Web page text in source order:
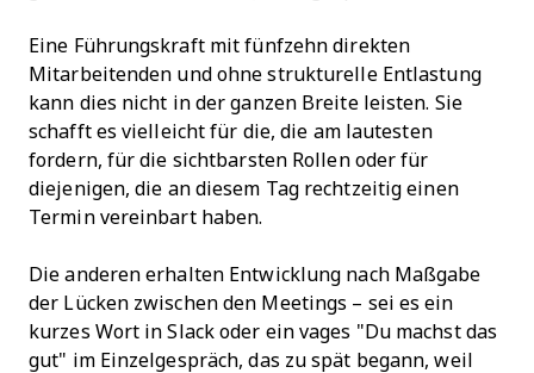
Eine Führungskraft mit fünfzehn direkten
Mitarbeitenden und ohne strukturelle Entlastung
kann dies nicht in der ganzen Breite leisten. Sie
schafft es vielleicht für die, die am lautesten
fordern, für die sichtbarsten Rollen oder für
diejenigen, die an diesem Tag rechtzeitig einen
Termin vereinbart haben.
Die anderen erhalten Entwicklung nach Maßgabe
der Lücken zwischen den Meetings – sei es ein
kurzes Wort in Slack oder ein vages "Du machst das
gut" im Einzelgespräch, das zu spät begann, weil